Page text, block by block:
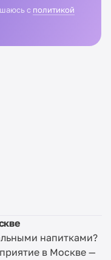
с политикой
напитками?
в Москве —